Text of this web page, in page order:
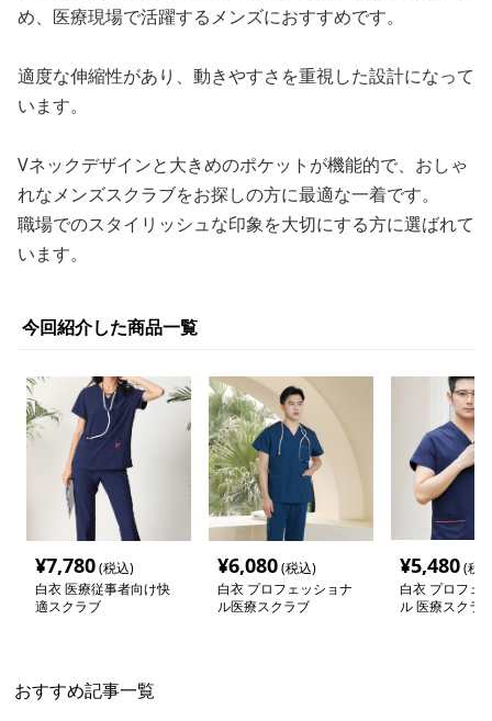
め、医療現場で活躍するメンズにおすすめです。
適度な伸縮性があり、動きやすさを重視した設計になって
います。
Vネックデザインと大きめのポケットが機能的で、おしゃ
れなメンズスクラブをお探しの方に最適な一着です。
職場でのスタイリッシュな印象を大切にする方に選ばれて
います。
今回紹介した商品一覧
¥7,780(税込)
白衣 医療従事者向け快
適スクラブ
¥6,080(税込)
白衣 プロフェッショナ
ル医療スクラブ
¥5,480(税
白衣 プロフェ
ル 医療スクラ
おすすめ記事一覧